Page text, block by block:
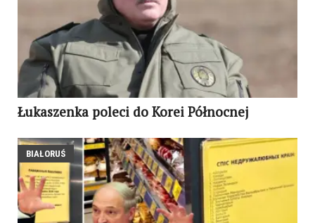
Łukaszenka poleci do Korei Północnej
BIAŁORUŚ